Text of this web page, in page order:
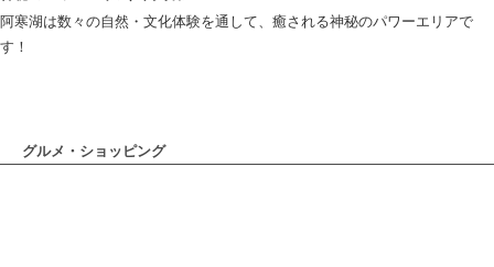
阿寒湖は数々の自然・文化体験を通して、癒される神秘のパワーエリアで
す！
グルメ・ショッピング